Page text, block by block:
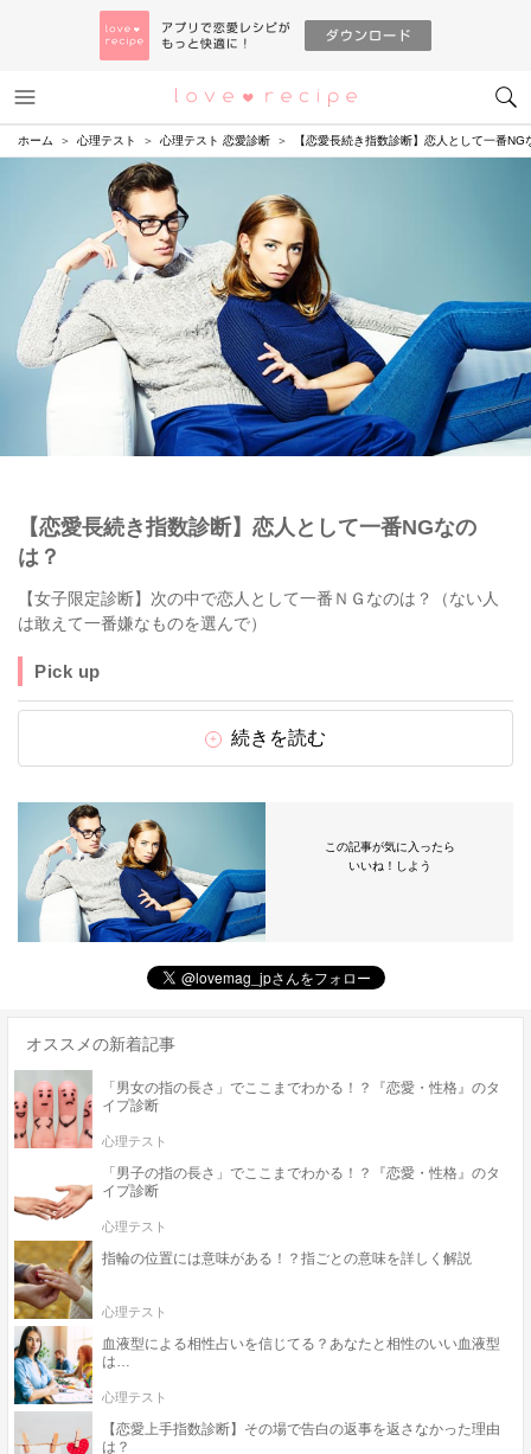
恋愛レシピ
ホーム 心理テスト 心理テスト 恋愛診断 【恋愛長続き指数診断】恋人として一番NG
【恋愛長続き指数診断】恋人として一番NGなの
は？
【女子限定診断】次の中で恋人として一番ＮＧなのは？（ない人
は敢えて一番嫌なものを選んで）
Pick up
続きを読む
この記事が気に入ったら
いいね！しよう
オススメの新着記事
「男女の指の長さ」でここまでわかる！？『恋愛・性格』のタ
イプ診断
心理テスト
「男子の指の長さ」でここまでわかる！？『恋愛・性格』のタ
イプ診断
心理テスト
指輪の位置には意味がある！？指ごとの意味を詳しく解説
心理テスト
血液型による相性占いを信じてる？あなたと相性のいい血液型
は…
心理テスト
【恋愛上手指数診断】その場で告白の返事を返さなかった理由
は？